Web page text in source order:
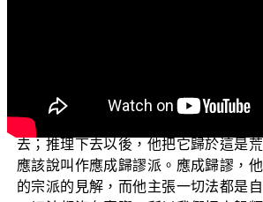
所謂的應成中觀是什麼意思呢？
話，然後應著應該要如何繼續成就什
去；推理下去以後，他把它歸於這是
應該說叫作應成歸謬派。應成歸謬，
的宗派的見解，而他主張一切法都是